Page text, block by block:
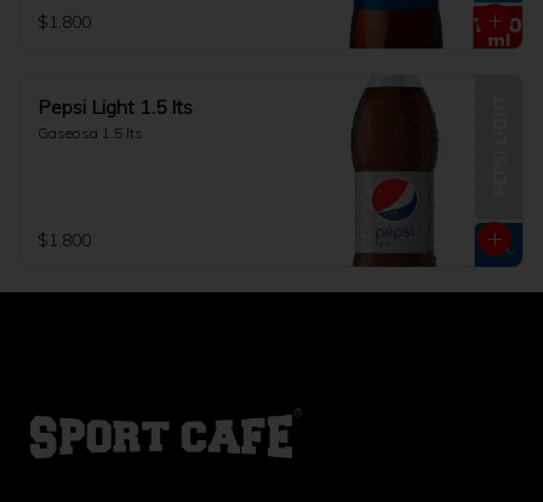
$1.800
Pepsi Light 1.5 lts
Gaseosa 1.5 lts
$1.800